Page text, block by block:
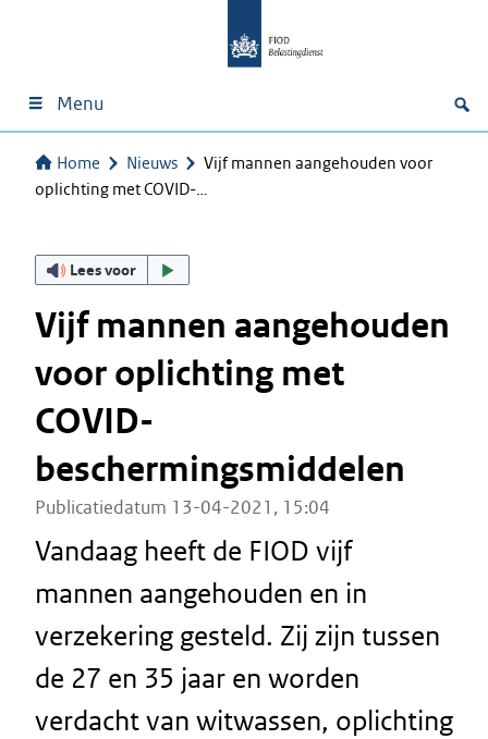
Menu
Home Nieuws
Vijf mannen aangehouden voor
oplichting met COVID-…
Lees voor
Vijf mannen aangehouden
voor oplichting met
COVID-
beschermingsmiddelen
Publicatiedatum 13-04-2021, 15:04
Vandaag heeft de FIOD vijf
mannen aangehouden en in
verzekering gesteld. Zij zijn tussen
de 27 en 35 jaar en worden
verdacht van witwassen, oplichting